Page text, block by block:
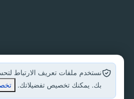
نستخدم ملفات تعريف الارتباط
بك. يمكنك تخصيص تفضيلاتك.